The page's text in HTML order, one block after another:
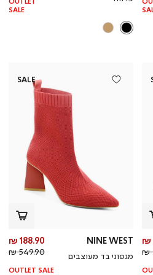
SALE
מחיר
מוצר
מחיר
רגיל
SALE
NINE WEST
מגפוני בד מעוצבים
188.90 ₪
549.90 ₪
OUTLET SALE